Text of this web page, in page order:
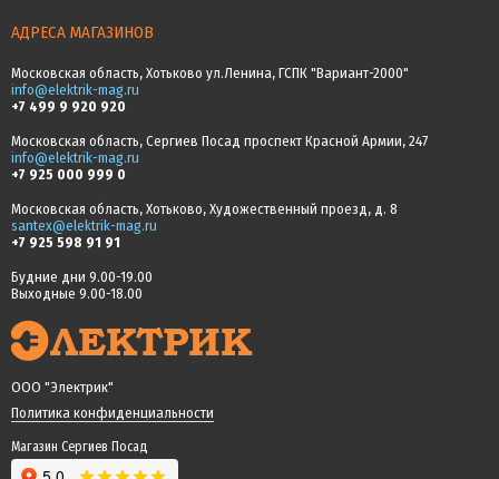
АДРЕСА МАГАЗИНОВ
Московская область, Хотьково ул.Ленина, ГСПК "Вариант-2000"
info@elektrik-mag.ru
+7 499 9 920 920
Московская область, Сергиев Посад проспект Красной Армии, 247
info@elektrik-mag.ru
+7 925 000 999 0
Московская область, Хотьково, Художественный проезд, д. 8
santex@elektrik-mag.ru
+7 925 598 91 91
Будние дни 9.00-19.00
Выходные 9.00-18.00
ООО "Электрик"
Политика конфиденциальности
Магазин Сергиев Посад